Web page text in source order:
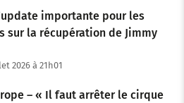
importante pour les
sur la récupération de Jimmy
2026 à 21h01
– « Il faut arrêter le cirque